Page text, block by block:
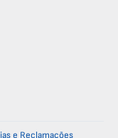
e Reclamações